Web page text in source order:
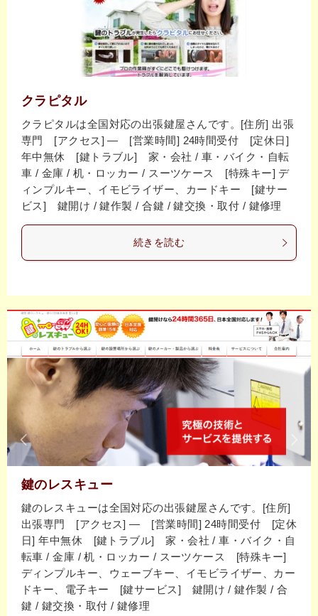
クラピタル
クラピタルは全国対応の出張鍵屋さんです。[住所] 出張
専門 [アクセス] ― [営業時間] 24時間受付 [定休日]
年中無休 [鍵トラブル] 家・会社 / 車・バイク・自転
車 / 金庫 / 机・ロッカー / スーツケース [特殊キー] デ
ィンプルキー、イモビライザー、カードキー [鍵サー
ビス] 鍵開け / 鍵作製 / 合鍵 / 鍵交換・取付 / 鍵修理
続きを読む
鍵のレスキュー
鍵のレスキューは全国対応の出張鍵屋さんです。[住所]
出張専門 [アクセス] ― [営業時間] 24時間受付 [定休
日] 年中無休 [鍵トラブル] 家・会社 / 車・バイク・自
転車 / 金庫 / 机・ロッカー / スーツケース [特殊キー]
ディンプルキー、ウェーブキー、イモビライザー、カー
ドキー、電子キー [鍵サービス] 鍵開け / 鍵作製 / 合
鍵 / 鍵交換・取付 / 鍵修理